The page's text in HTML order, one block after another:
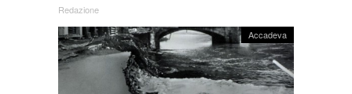
Redazione
Accadeva